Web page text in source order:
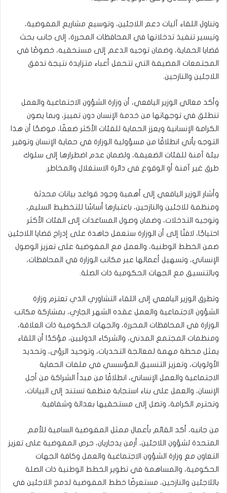
وتناول اللقاء آليات دعم اللاجئين، وتوسيع مشاريع المفوضية،
وتيسير تنفيذ تدخلاتها في المحافظات المحررة، إلى جانب بحث
قضايا الحماية، وضمان توجيه الدعم إلى مستحقيه، خصوصًا في
المجتمعات المضيفة التي تتحمل أعباء متزايدة نتيجة تدفق
اللاجئين والنازحين.
وأكد معالي الوزير اليافعي، أن وزارة الشؤون الاجتماعية والعمل
تنطلق في توجهاتها من خدمة الإنسان دون تمييز، وبما يصون
الكرامة الإنسانية ويعزز الحماية للفئات الأكثر ضعفًا، موضحًا أن هذا
التوجه يأتي انطلاقًا من مسؤولية الوزارة في حماية الإنسان وتوفير
بيئة آمنة للفئات الضعيفة، ولضمان عدم اضطرارها إلى سلوك
طرق غير آمنة أو الوقوع في دائرة الاستغلال والمخاطر.
وأشار الوزير اليافعي إلى أهمية وجود قواعد بيانات محدثة
ومنظمة للاجئين والنازحين، باعتبارها أساسًا للتخطيط السليم،
وتوجيه التدخلات، وضمان وصول المساعدات إلى الفئات الأكثر
احتياجًا، لافتًا إلى أن الوزارة ستعمل جاهدة على إدراج قضايا اللاجئين
ضمن الخطط الوطنية، والعمل مع المفوضية على تعزيز الوصول
الإنساني، وتسهيل أعمالها عبر مكاتب الوزارة في المحافظات،
وبالتنسيق مع الجهات الحكومية ذات الصلة.
وتطرق الوزير اليافعي إلى اللقاء التشاوري الذي تعتزم وزارة
الشؤون الاجتماعية والعمل عقده الشهر الجاري، بمشاركة مكاتب
الوزارة في المحافظات المحررة، والجهات الحكومية ذات العلاقة،
ومنظمات المجتمع المدني، والشركاء الدوليين، مؤكدًا أن اللقاء
يمثل محطة مهمة لمعالجة التحديات، وتوحيد الرؤى، وتحديد
الأولويات، وتعزيز التنسيق المؤسسي في ملفات الحماية
الاجتماعية والعمل الإنساني، انطلاقًا من مبدأ الشراكة من أجل
الإنسان، والعمل على بناء استجابة منظمة تستند إلى البيانات،
وتحترم الكرامة، وتصل إلى مستحقيها بعدالة وشفافية.
من جانبه، أكد القائم بأعمال ممثل المفوضية السامية للأمم
المتحدة لشؤون اللاجئين، أرمن يدجاريان، حرص المفوضية على تعزيز
التعاون مع وزارة الشؤون الاجتماعية والعمل وكافة الجهات
الحكومية، والمساهمة في تطوير الخطط الوطنية ذات الصلة
باللاجئين والنازحين، مستعرضًا خطط المفوضية لدمج اللاجئين في